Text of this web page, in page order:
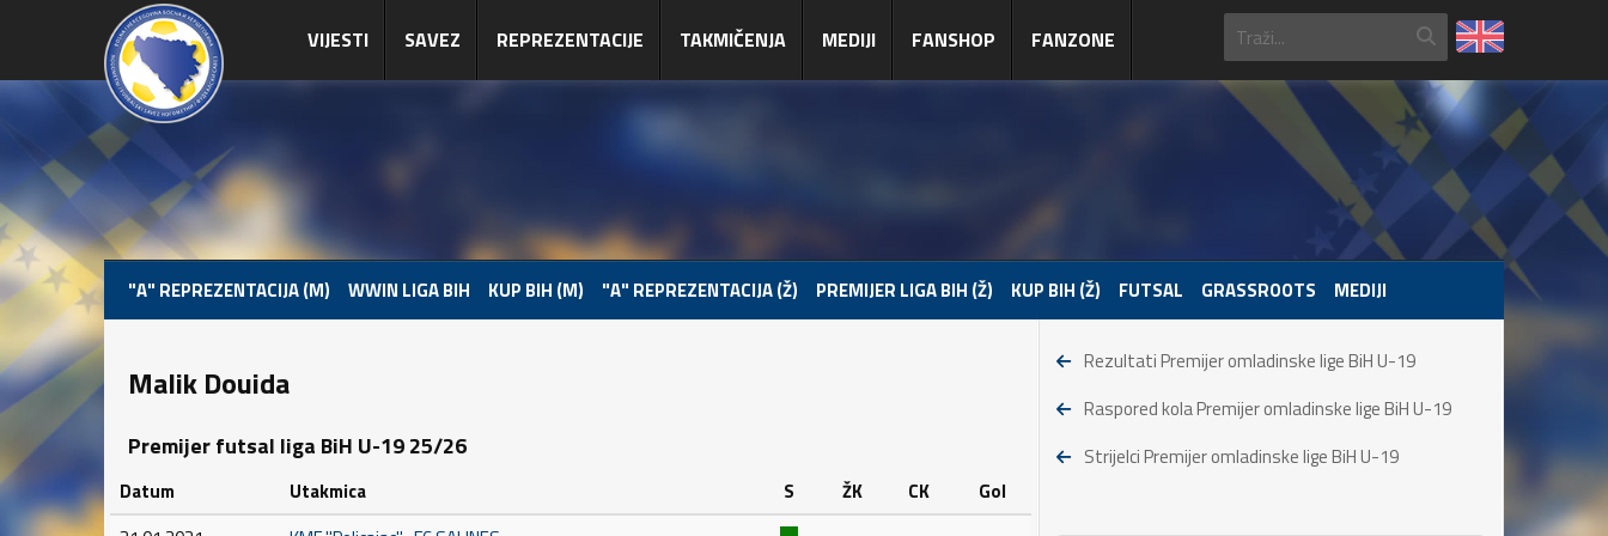
VIJESTI SAVEZ REPREZENTACIJE TAKMIČENJA MEDIJI FANSHOP FANZONE
"A" REPREZENTACIJA (M) WWIN LIGA BIH KUP BIH (M) "A" REPREZENTACIJA (Ž) PREMIJER LIGA BIH (Ž) KUP BIH (Ž) FUTSAL GRASSROOTS MEDIJI
Malik Douida
Premijer futsal liga BiH U-19 25/26
Datum Utakmica S ŽK CK
Gol
Rezultati Premijer omladinske lige BiH U-19
Raspored kola Premijer omladinske lige BiH U-19
Strijelci Premijer omladinske lige BiH U-19